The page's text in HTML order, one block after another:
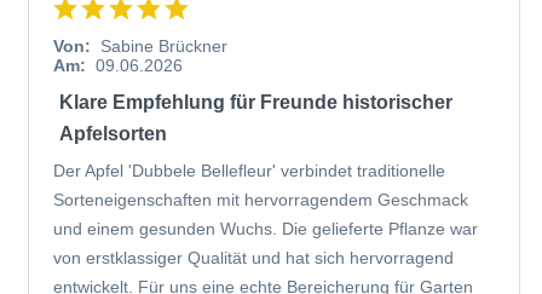
Von:
Sabine Brückner
Am: 09.06.2026
Klare Empfehlung für Freunde historischer
Apfelsorten
Der Apfel 'Dubbele Bellefleur' verbindet traditionelle
Sorteneigenschaften mit hervorragendem Geschmack
und einem gesunden Wuchs. Die gelieferte Pflanze war
von erstklassiger Qualität und hat sich hervorragend
entwickelt. Für uns eine echte Bereicherung für Garten